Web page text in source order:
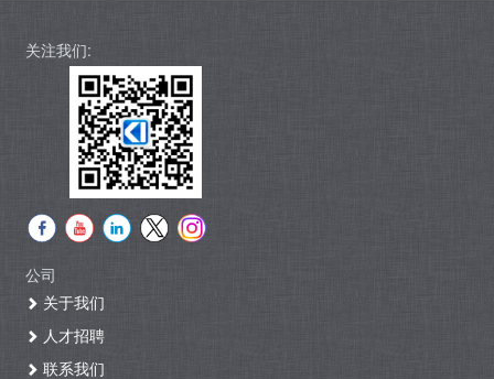
关注我们:
公司
关于我们
人才招聘
联系我们